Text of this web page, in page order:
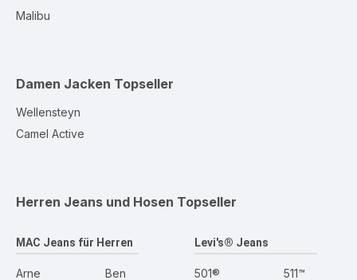
Malibu
Damen Jacken Topseller
Wellensteyn
Camel Active
Herren Jeans und Hosen Topseller
MAC Jeans für Herren
Arne
Ben
Levi's® Jeans
501® 511™